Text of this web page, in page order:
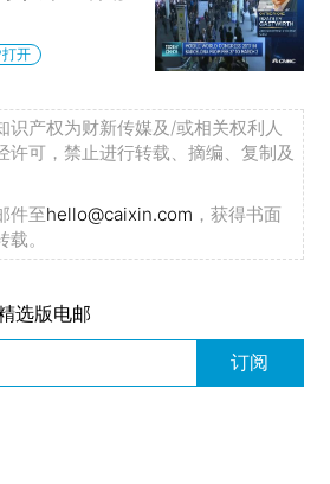
开
识产权为财新传媒及/或相关权利人
许可，禁止进行转载、摘编、复制及
件至hello@caixin.com ，获得书面
。
选版电邮
订阅